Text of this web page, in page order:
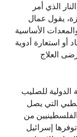
الذي أمر
يقول عمال
الأساسية
أو استعارة أدوية
العلاج
للصليب
التي يصل
من
إسرائيل